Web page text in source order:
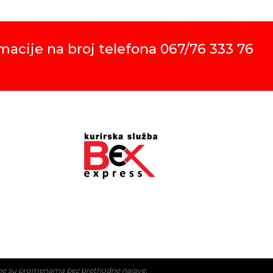
na broj telefona 067/76 333 76
su promenama bez prethodne najave.